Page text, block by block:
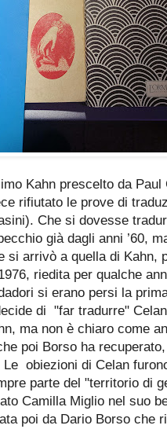
Kahn prescelto da
rifiutato le prove di
Che si dovesse
già dagli anni ’60,
si arrivò a quella di Kahn,
riedita per qualche
si erano persi la
di "far tradurre"
ma non è chiaro come
poi Borso ha
Le obiezioni di Celan
parte del "territorio di
Camilla Miglio nel suo
poi da Dario Borso che